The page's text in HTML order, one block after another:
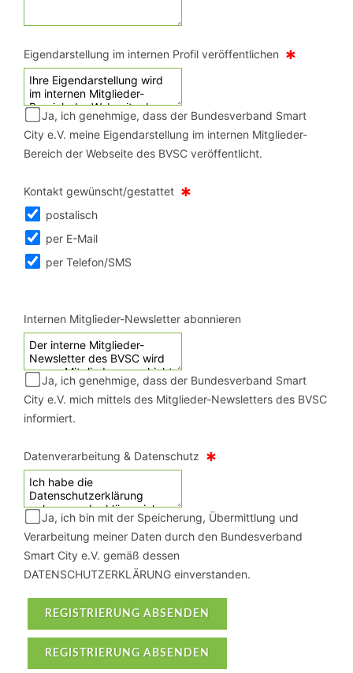
Eigendarstellung im internen Profil veröffentlichen *
Ja, ich genehmige, dass der Bundesverband Smart
City e.V. meine Eigendarstellung im internen Mitglieder-
Bereich der Webseite des BVSC veröffentlicht.
Kontakt gewünscht/gestattet *
postalisch
per E-Mail
per Telefon/SMS
Internen Mitglieder-Newsletter abonnieren
Ja, ich genehmige, dass der Bundesverband Smart
City e.V. mich mittels des Mitglieder-Newsletters des BVSC
informiert.
Datenverarbeitung & Datenschutz *
Ja, ich bin mit der Speicherung, Übermittlung und
Verarbeitung meiner Daten durch den Bundesverband
Smart City e.V. gemäß dessen
DATENSCHUTZERKLÄRUNG einverstanden.